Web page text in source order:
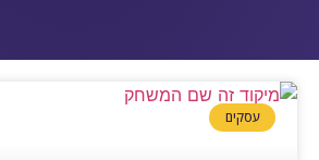
עסקים